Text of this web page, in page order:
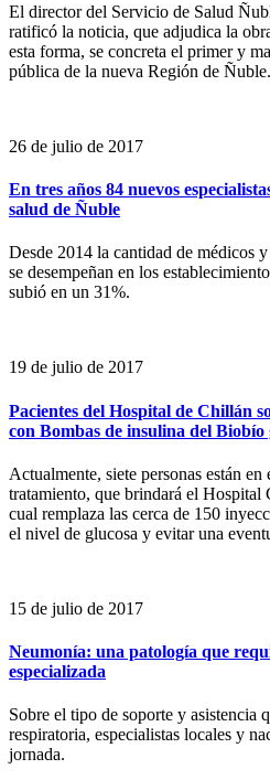
El director del Servicio de Salud
ratificó la noticia, que adjudica la
esta forma, se concreta el primer y
pública de la nueva Región de Ñuble.
26 de julio de 2017
En tres años 84 nuevos
salud de Ñuble
Desde 2014 la cantidad de médicos
se desempeñan en los
subió en un 31%.
19 de julio de 2017
Pacientes del Hospital de Chillán
con Bombas de insulina del
Actualmente, siete personas están
tratamiento, que brindará el
cual remplaza las cerca de 150
el nivel de glucosa y evitar una
15 de julio de 2017
Neumonía: una patología que
especializada
Sobre el tipo de soporte y asistencia
respiratoria, especialistas locales y
jornada.